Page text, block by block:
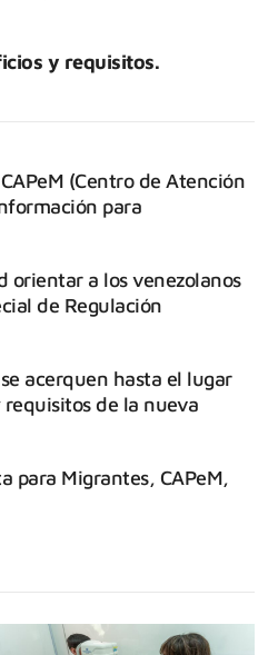
y requisitos.
(Centro de Atención
para
orientar a los venezolanos
de Regulación
acerquen hasta el lugar
de la nueva
para Migrantes, CAPeM,